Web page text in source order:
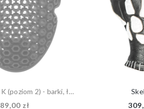
Protektory SEK (poziom 2) - barki, łokcie, kolana
89,00 zł